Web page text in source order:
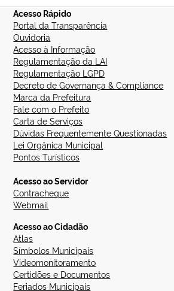
Trabalhador
Acesso Rápido
Portal da Transparência
Ouvidoria
Acesso à Informação
Regulamentação da LAI
Regulamentação LGPD
Decreto de Governança & Compliance
Marca da Prefeitura
Fale com o Prefeito
Carta de Serviços
Dúvidas Frequentemente Questionadas
Lei Orgânica Municipal
Pontos Turísticos
Acesso ao Servidor
Contracheque
Webmail
Acesso ao Cidadão
Atlas
Símbolos Municipais
Videomonitoramento
Certidões e Documentos
Feriados Municipais